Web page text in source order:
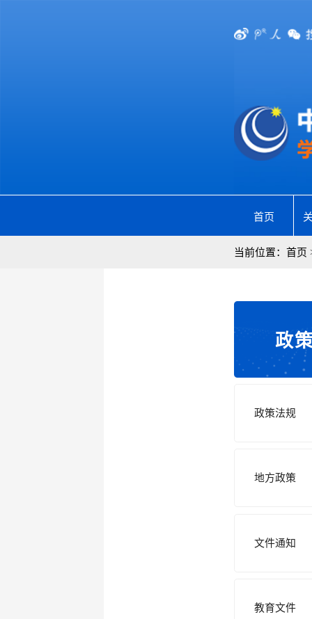
首页
当前位置： 首页
政
政策法规
地方政策
文件通知
教育文件